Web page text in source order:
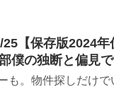
25【保存版2024
僕の独断と偏見で
も。物件探しだけ